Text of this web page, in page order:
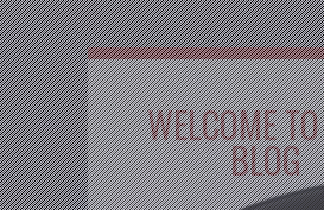
WELCOME
BLOG